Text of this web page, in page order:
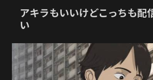
アキラもいいけどこっちも配
い